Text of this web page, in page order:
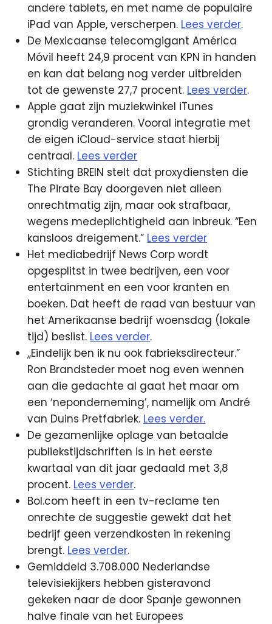
andere tablets, en met name de populaire
iPad van Apple, verscherpen. Lees verder.
De Mexicaanse telecomgigant América
Móvil heeft 24,9 procent van KPN in handen
en kan dat belang nog verder uitbreiden
tot de gewenste 27,7 procent. Lees verder.
Apple gaat zijn muziekwinkel iTunes
grondig veranderen. Vooral integratie met
de eigen iCloud-service staat hierbij
centraal. Lees verder
Stichting BREIN stelt dat proxydiensten die
The Pirate Bay doorgeven niet alleen
onrechtmatig zijn, maar ook strafbaar,
wegens medeplichtigheid aan inbreuk. “Een
kansloos dreigement.” Lees verder
Het mediabedrijf News Corp wordt
opgesplitst in twee bedrijven, een voor
entertainment en een voor kranten en
boeken. Dat heeft de raad van bestuur van
het Amerikaanse bedrijf woensdag (lokale
tijd) beslist. Lees verder.
,,Eindelijk ben ik nu ook fabrieksdirecteur.”
Ron Brandsteder moet nog even wennen
aan die gedachte al gaat het maar om
een ‘neponderneming’, namelijk om André
van Duins Pretfabriek. Lees verder.
De gezamenlijke oplage van betaalde
publiekstijdschriften is in het eerste
kwartaal van dit jaar gedaald met 3,8
procent. Lees verder.
Bol.com heeft in een tv-reclame ten
onrechte de suggestie gewekt dat het
bedrijf geen verzendkosten in rekening
brengt. Lees verder.
Gemiddeld 3.708.000 Nederlandse
televisiekijkers hebben gisteravond
gekeken naar de door Spanje gewonnen
halve finale van het Europees